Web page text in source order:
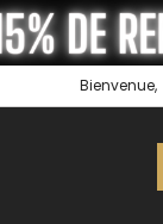
Bienvenue,